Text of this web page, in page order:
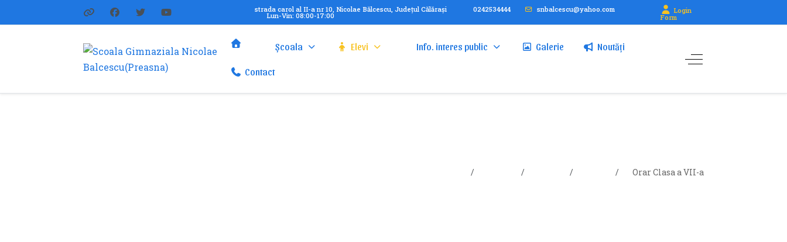
strada carol al II-a nr 10, Nicolae Bălcescu, Județul Călărași 0242534444 snbalcescu@yahoo.com
Lun-Vin: 08:00-17:00
Login
Form
Școala Elevi Info. interes public Galerie Noutăți
Contact
Orar Clasa a VII-a